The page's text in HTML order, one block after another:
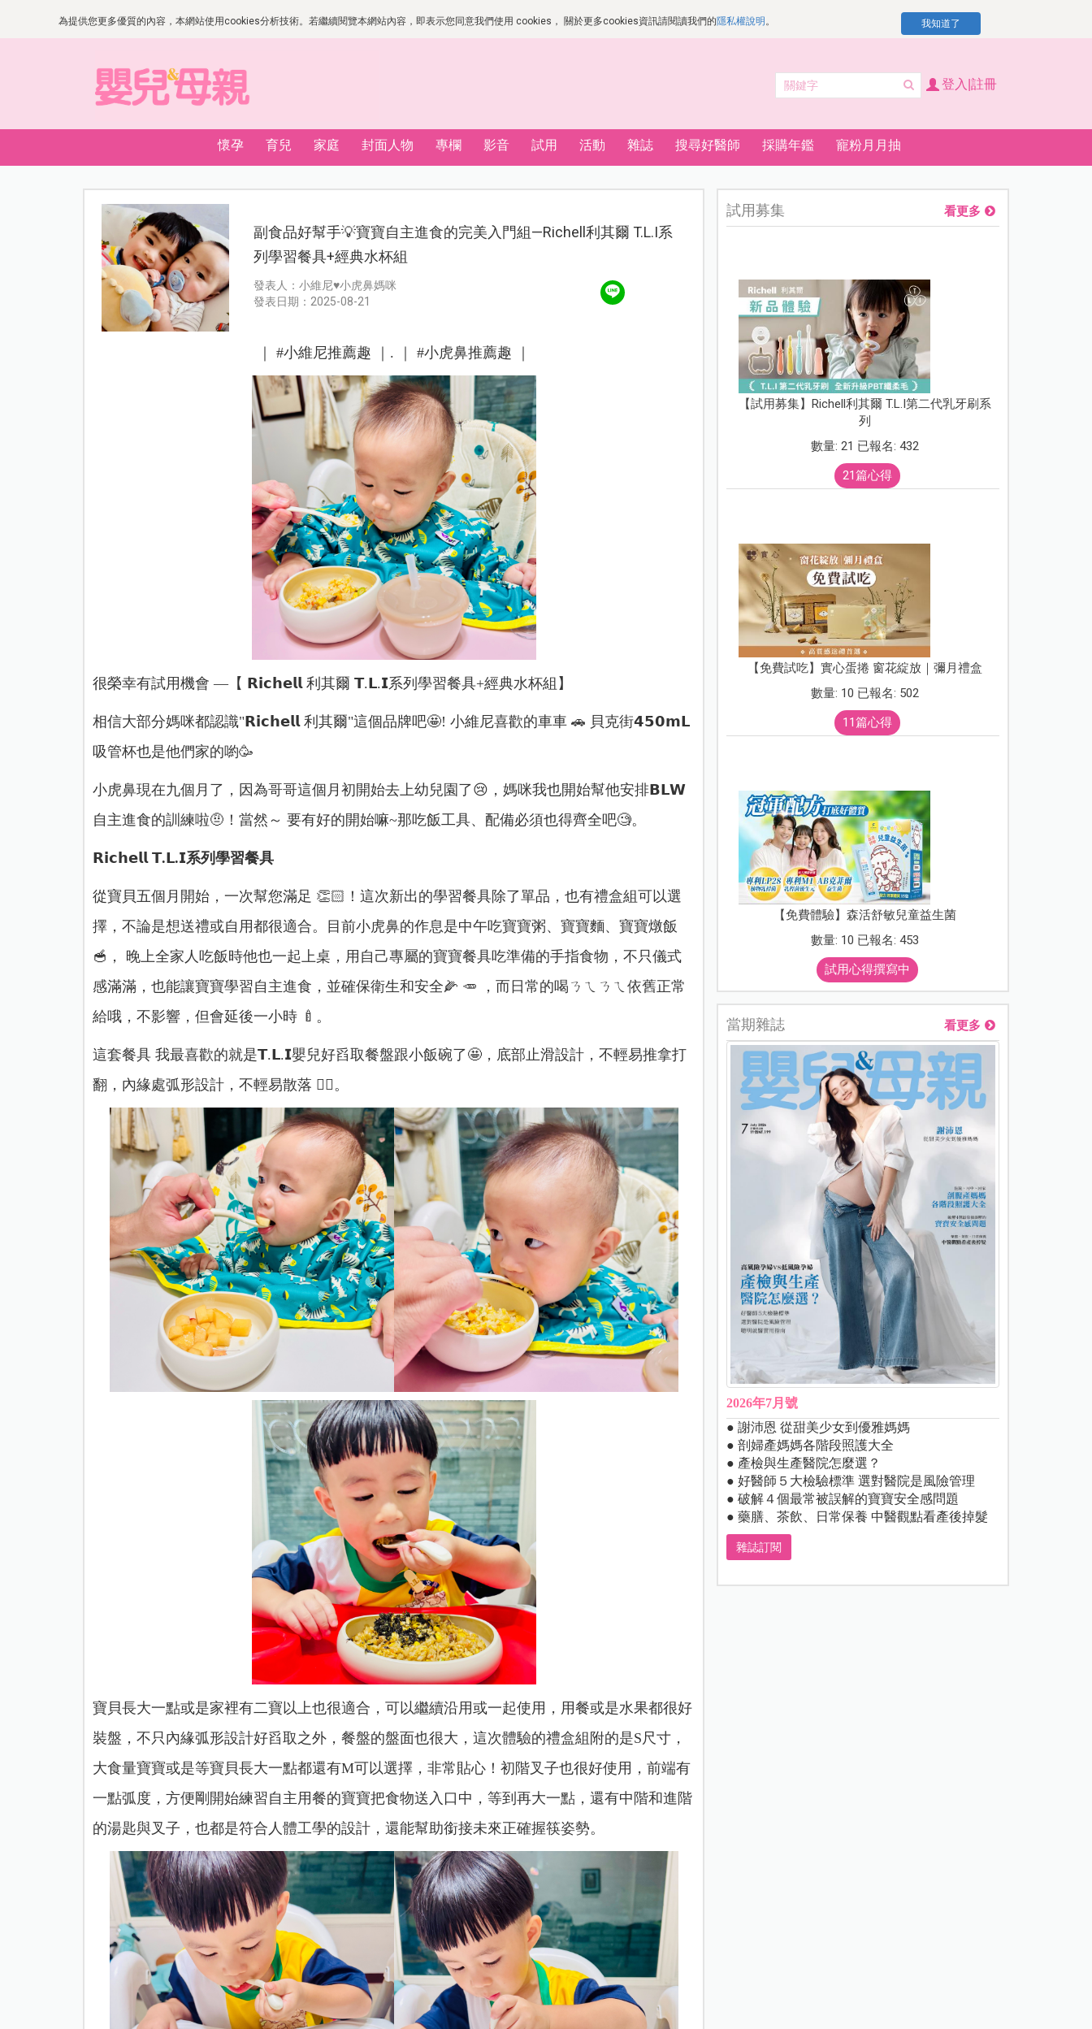
為提供您更多優質的內容，本網站使用cookies分析技術。若繼續閱覽本網站內容，即表示您同意我們使用 cookies， 關於更多cookies資訊請閱讀我們的隱私權說明 。 我知道了
登入|註冊
懷孕 育兒 家庭 封面人物 專欄 影音 試用 活動 雜誌 搜尋好醫師 採購年鑑 寵粉月月抽
副食品好幫手💡寶寶自主進食的完美入門組—Richell利其爾 T.L.I系
列學習餐具+經典水杯組
發表人：小維尼♥小虎鼻媽咪
發表日期：2025-08-21
｜ #小維尼推薦趣 ｜. ｜ #小虎鼻推薦趣 ｜
很榮幸有試用機會 —【 𝗥𝗶𝗰𝗵𝗲𝗹𝗹 利其爾 𝗧.𝗟.𝗜系列學習餐具+經典水杯組】
相信大部分媽咪都認識"𝗥𝗶𝗰𝗵𝗲𝗹𝗹 利其爾"這個品牌吧🤩! 小維尼喜歡的車車 🚗 貝克街𝟰𝟱𝟬𝗺𝗟
吸管杯也是他們家的喲🥳
小虎鼻現在九個月了，因為哥哥這個月初開始去上幼兒園了😢，媽咪我也開始幫他安排𝗕𝗟𝗪
自主進食的訓練啦🤨！當然～ 要有好的開始嘛~那吃飯工具、配備必須也得齊全吧🧐。
𝗥𝗶𝗰𝗵𝗲𝗹𝗹 𝗧.𝗟.𝗜系列學習餐具
從寶貝五個月開始，一次幫您滿足 👏🏻！這次新出的學習餐具除了單品，也有禮盒組可以選
擇，不論是想送禮或自用都很適合。目前小虎鼻的作息是中午吃寶寶粥、寶寶麵、寶寶燉飯
🥣， 晚上全家人吃飯時他也一起上桌，用自己專屬的寶寶餐具吃準備的手指食物，不只儀式
感滿滿，也能讓寶寶學習自主進食，並確保衛生和安全🌽 🥕 ，而日常的喝ㄋㄟㄋㄟ依舊正常
給哦，不影響，但會延後一小時 🍼。
這套餐具 我最喜歡的就是𝗧.𝗟.𝗜嬰兒好舀取餐盤跟小飯碗了🤩，底部止滑設計，不輕易推拿打
翻，內緣處弧形設計，不輕易散落 👍🏻。
寶貝長大一點或是家裡有二寶以上也很適合，可以繼續沿用或一起使用，用餐或是水果都很好
裝盤，不只內緣弧形設計好舀取之外，餐盤的盤面也很大，這次體驗的禮盒組附的是S尺寸，
大食量寶寶或是等寶貝長大一點都還有M可以選擇，非常貼心！初階叉子也很好使用，前端有
一點弧度，方便剛開始練習自主用餐的寶寶把食物送入口中，等到再大一點，還有中階和進階
的湯匙與叉子，也都是符合人體工學的設計，還能幫助銜接未來正確握筷姿勢。
試用募集 看更多
【試用募集】Richell利其爾 T.L.I第二代乳牙刷系
列
數量: 21 已報名: 432
21篇心得
【免費試吃】實心蛋捲 窗花綻放｜彌月禮盒
數量: 10 已報名: 502
11篇心得
【免費體驗】森活舒敏兒童益生菌
數量: 10 已報名: 453
試用心得撰寫中
當期雜誌 看更多
2026年7月號
● 謝沛恩 從甜美少女到優雅媽媽
● 剖婦產媽媽各階段照護大全
● 產檢與生產醫院怎麼選？
● 好醫師５大檢驗標準 選對醫院是風險管理
● 破解４個最常被誤解的寶寶安全感問題
● 藥膳、茶飲、日常保養 中醫觀點看產後掉髮
雜誌訂閱